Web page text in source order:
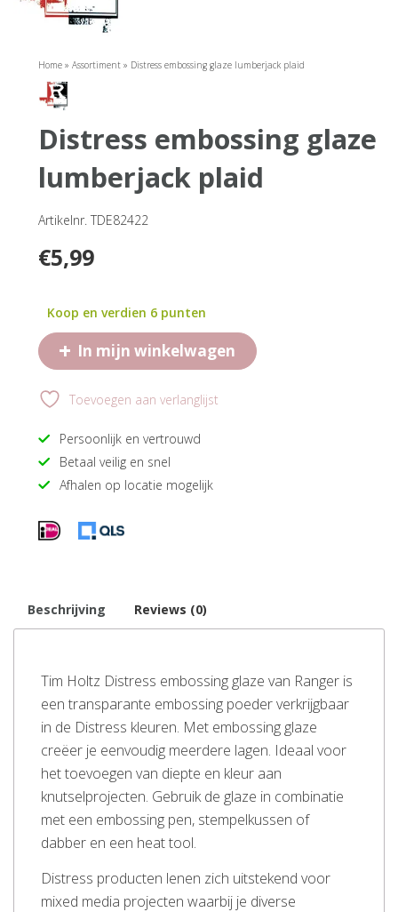
Home » Assortiment » Distress embossing glaze lumberjack plaid
distress embossing glaze
lumberjack plaid
Artikelnr. TDE82422
€5,99
Koop en verdien 6 punten
+ In mijn winkelwagen
Toevoegen aan verlanglijst
Persoonlijk en vertrouwd
Betaal veilig en snel
Afhalen op locatie mogelijk
Beschrijving Reviews (0)
Tim Holtz Distress embossing glaze van Ranger is
een transparante embossing poeder verkrijgbaar
in de Distress kleuren. Met embossing glaze
creëer je eenvoudig meerdere lagen. Ideaal voor
het toevoegen van diepte en kleur aan
knutselprojecten. Gebruik de glaze in combinatie
met een embossing pen, stempelkussen of
dabber en een heat tool.
Distress producten lenen zich uitstekend voor
mixed media projecten waarbij je diverse